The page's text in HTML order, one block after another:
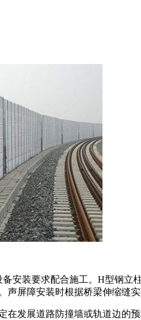
装要求配合施工。H型钢立
屏障安装时根据桥梁伸缩缝
发展道路防撞墙或轨道边的